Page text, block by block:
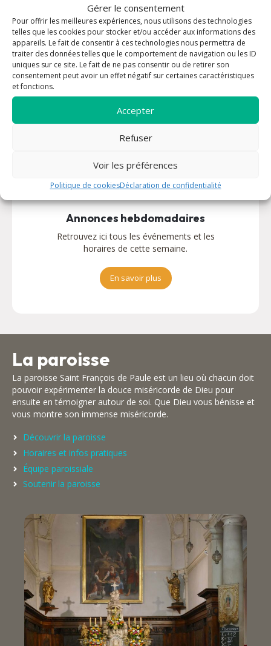
Gérer le consentement
Pour offrir les meilleures expériences, nous utilisons des technologies
telles que les cookies pour stocker et/ou accéder aux informations des
appareils. Le fait de consentir à ces technologies nous permettra de
traiter des données telles que le comportement de navigation ou les ID
uniques sur ce site. Le fait de ne pas consentir ou de retirer son
consentement peut avoir un effet négatif sur certaines caractéristiques
et fonctions.
Accepter
Refuser
Voir les préférences
Politique de cookiesDéclaration de confidentialité
Vous êtes nouveau
Nous sommes très heureux de vous accueillir.
Le Seigneur vous attend !
Découvrir
Annonces hebdomadaires
Retrouvez ici tous les événements et les
horaires de cette semaine.
En savoir plus
La paroisse
La paroisse Saint François de Paule est un lieu où chacun doit
pouvoir expérimenter la douce miséricorde de Dieu pour
ensuite en témoigner autour de soi. Que Dieu vous bénisse et
vous montre son immense miséricorde.
Découvrir la paroisse
Horaires et infos pratiques
Équipe paroissiale
Soutenir la paroisse